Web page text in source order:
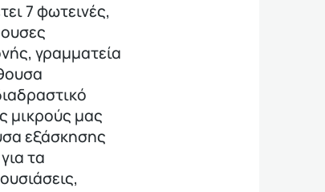
7 φωτεινές,
γραμματεία
μικρούς μας
εξάσκησης
τα